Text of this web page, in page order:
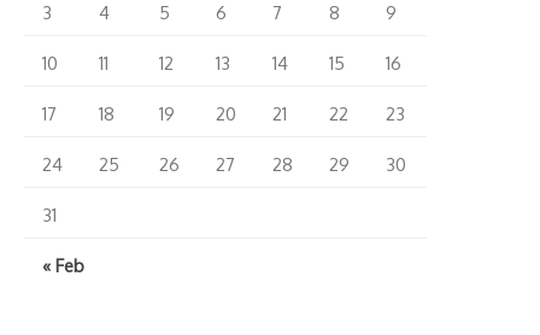
« Feb
3 4 5 6 7 8 9
10 11 12 13 14 15 16
17 18 19 20 21 22 23
24 25 26 27 28 29 30
31